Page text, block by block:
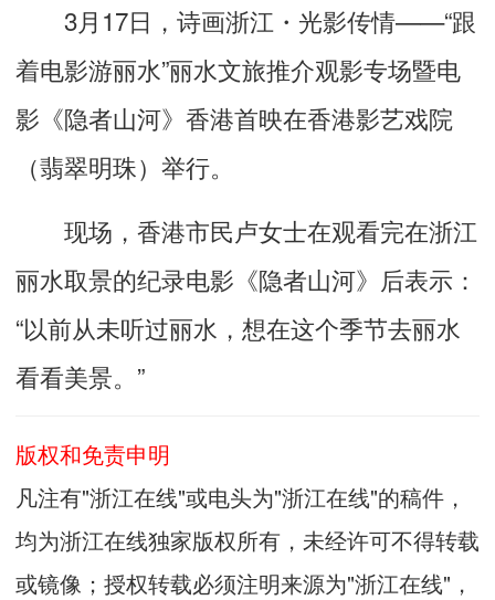
3月17日，诗画浙江・光影传情——“跟
着电影游丽水”丽水文旅推介观影专场暨电
影《隐者山河》香港首映在香港影艺戏院
（翡翠明珠）举行。
现场，香港市民卢女士在观看完在浙江
丽水取景的纪录电影《隐者山河》后表示：
“以前从未听过丽水，想在这个季节去丽水
看看美景。”
版权和免责申明
凡注有"浙江在线"或电头为"浙江在线"的稿件，
均为浙江在线独家版权所有，未经许可不得转载
或镜像；授权转载必须注明来源为"浙江在线"，